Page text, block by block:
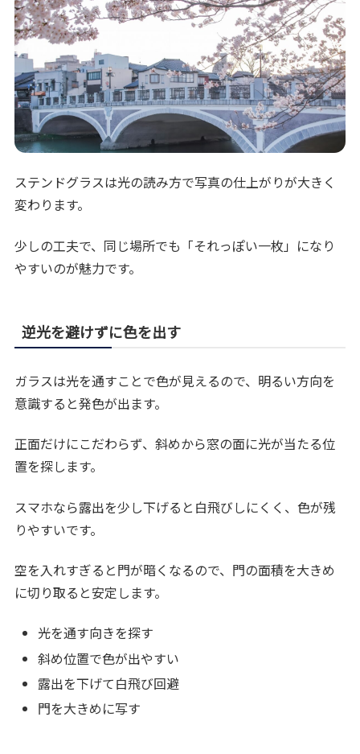
ステンドグラスは光の読み方で写真の仕上がりが大きく
変わります。
少しの工夫で、同じ場所でも「それっぽい一枚」になり
やすいのが魅力です。
逆光を避けずに色を出す
ガラスは光を通すことで色が見えるので、明るい方向を
意識すると発色が出ます。
正面だけにこだわらず、斜めから窓の面に光が当たる位
置を探します。
スマホなら露出を少し下げると白飛びしにくく、色が残
りやすいです。
空を入れすぎると門が暗くなるので、門の面積を大きめ
に切り取ると安定します。
光を通す向きを探す
斜め位置で色が出やすい
露出を下げて白飛び回避
門を大きめに写す